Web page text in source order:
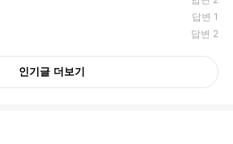
답변 1
답변 2
인기글 더보기